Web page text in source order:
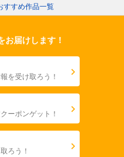
すすめ作品一覧
お届けします！
を受け取ろう！
ーポンゲット！
ろう！